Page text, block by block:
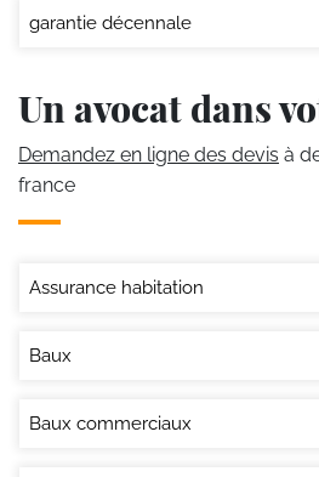
garantie décennale
Un avocat dans
Demandez en ligne des devis à
france
Assurance habitation
Baux
Baux commerciaux